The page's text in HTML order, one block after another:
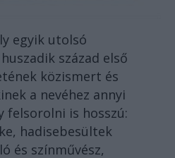
egyik utolsó
század első
közismert és
a nevéhez annyi
felsorolni is hosszú:
hadisebesültek
és színművész,